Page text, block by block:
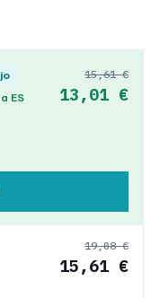
ES
15,61 €
13,01 €
19,08 €
15,61 €